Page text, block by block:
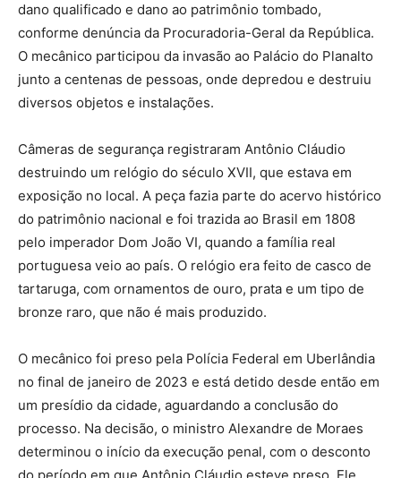
dano qualificado e dano ao patrimônio tombado,
conforme denúncia da Procuradoria-Geral da República.
O mecânico participou da invasão ao Palácio do Planalto
junto a centenas de pessoas, onde depredou e destruiu
diversos objetos e instalações.
Câmeras de segurança registraram Antônio Cláudio
destruindo um relógio do século XVII, que estava em
exposição no local. A peça fazia parte do acervo histórico
do patrimônio nacional e foi trazida ao Brasil em 1808
pelo imperador Dom João VI, quando a família real
portuguesa veio ao país. O relógio era feito de casco de
tartaruga, com ornamentos de ouro, prata e um tipo de
bronze raro, que não é mais produzido.
O mecânico foi preso pela Polícia Federal em Uberlândia
no final de janeiro de 2023 e está detido desde então em
um presídio da cidade, aguardando a conclusão do
processo. Na decisão, o ministro Alexandre de Moraes
determinou o início da execução penal, com o desconto